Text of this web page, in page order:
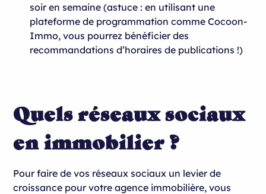
soir en semaine (astuce : en utilisant une
plateforme de programmation comme Cocoon-
Immo, vous pourrez bénéficier des
recommandations d’horaires de publications !)
Quels réseaux sociaux
en immobilier ?
Pour faire de vos réseaux sociaux un levier de
croissance pour votre agence immobilière, vous